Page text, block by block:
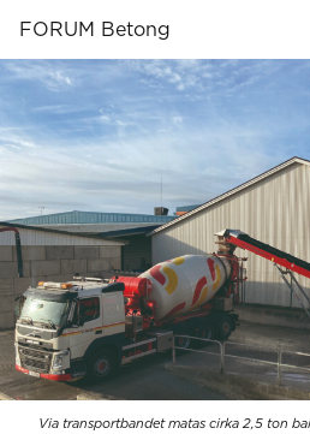
FORUM Betong
Via transportbandet matas cirka 2,5 ton